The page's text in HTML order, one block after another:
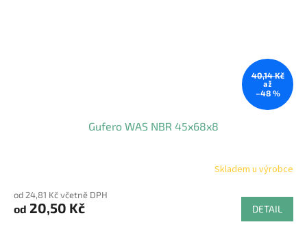
40,14 Kč
až
–48 %
Gufero WAS NBR 45x68x8
Skladem u výrobce
od 24,81 Kč včetně DPH
od 20,50 Kč DETAIL